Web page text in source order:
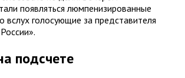
появляться люмпенизированные
вслух голосующие за представителя
подсчете